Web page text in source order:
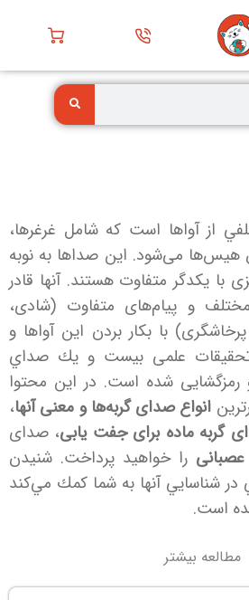
از آواها است که شامل غرغرها،
هیس‌ها می‌شود. این صداها به نوبه
با یکدگر متفاوت هستند. آنها قادر
و پیام‌های متفاوت (شادی،
با بکار بردن این آواها و
علمی بيست و يك صداي
شده است. در این محتوا
انواع صدای گربه‌ها و معنی آنها،
گربه ماده برای جفت یابی، صدای
را خواهید پرداخت. شنيدن
شناسايي آنها به شما كمك مي‌كند
است.
مطالعه بیشتر